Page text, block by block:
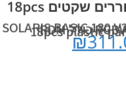
כולל RDM ומאווררים שקטים 18pcs
כוללRDM
₪